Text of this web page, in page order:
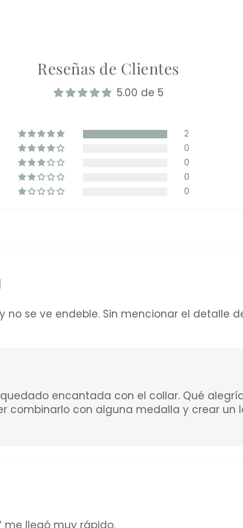
Reseñas de Clientes
5.00 de 5
2
0
0
0
0
no se ve endeble. Sin mencionar el detalle
encantada con el collar. Qué
combinarlo con alguna medalla y crear un
me llegó muy rápido.